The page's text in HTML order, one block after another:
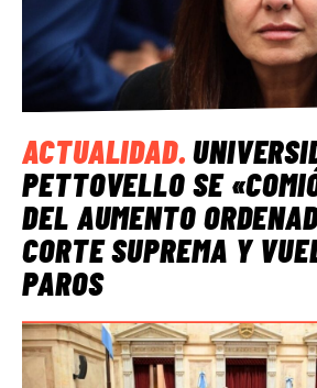
ACTUALIDAD.
PETTOVELLO SE
DEL AUMENTO
CORTE SUPREMA Y
PAROS